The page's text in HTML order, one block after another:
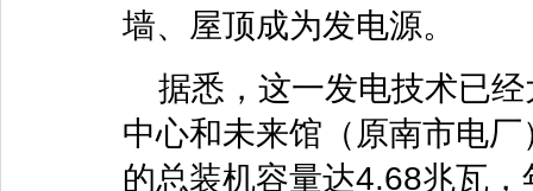
墙、屋顶成为发电源。
据悉，这一发电技术已
中心和未来馆（原南市电
的总装机容量达4.68兆瓦